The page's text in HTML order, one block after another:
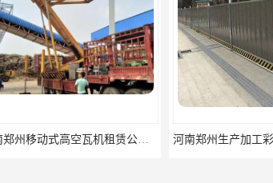
河南郑州生产加工彩钢围挡 郑州鑫纵 质量好 围挡加工